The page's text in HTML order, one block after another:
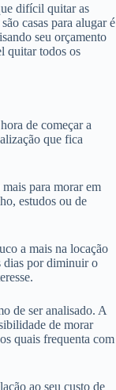
difícil quitar as
casas para alugar é
seu orçamento
quitar todos os
de começar a
que fica
para morar em
estudos ou de
a mais na locação
dias por diminuir o
de ser analisado. A
de morar
quais frequenta com
ao seu custo de